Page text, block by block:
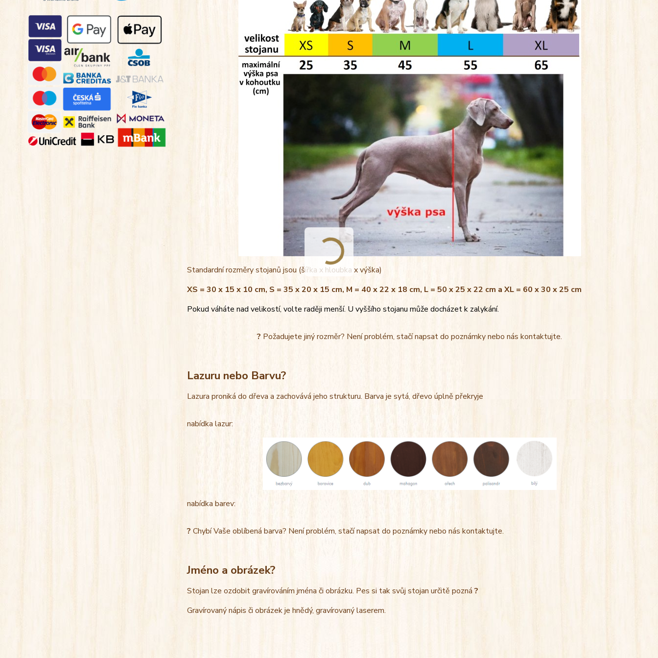
Standardní rozměry stojanů jsou (šířka x hloubka x výška)
XS = 30 x 15 x 10 cm, S = 35 x 20 x 15 cm, M = 40 x 22 x 18 cm, L = 50 x 25 x 22 cm a XL = 60 x 30 x 25 cm
Pokud váháte nad velikostí, volte raději menší. U vyššího stojanu může docházet k zalykání.
? Požadujete jiný rozměr? Není problém, stačí napsat do poznámky nebo nás kontaktujte.
Lazuru nebo Barvu?
Lazura proniká do dřeva a zachovává jeho strukturu. Barva je sytá, dřevo úplně překryje
nabídka lazur:
nabídka barev:
? Chybí Vaše oblíbená barva? Není problém, stačí napsat do poznámky nebo nás kontaktujte.
Jméno a obrázek?
Stojan lze ozdobit gravírováním jména či obrázku. Pes si tak svůj stojan určitě pozná?
Gravírovaný nápis či obrázek je hnědý, gravírovaný laserem.